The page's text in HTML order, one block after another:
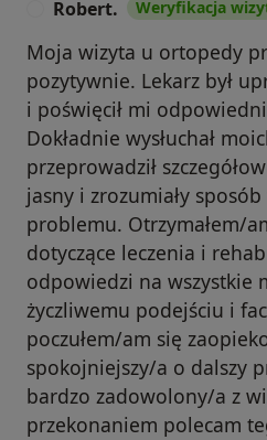
Robert. Weryfikacja
Moja wizyta u ortopedy
pozytywnie. Lekarz był
i poświęcił mi
Dokładnie wysłuchał
przeprowadził
jasny i zrozumiały
problemu. Otrzymałem/
dotyczące leczenia i
odpowiedzi na wszystkie
życzliwemu podejściu i
poczułem/am się
spokojniejszy/a o dalszy
bardzo zadowolony/a z
przekonaniem polecam